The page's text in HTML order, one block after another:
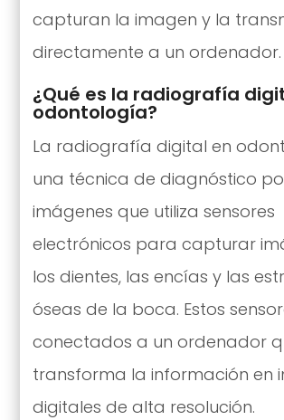
capturan la imagen y la
directamente a un ordenador.
¿Qué es la radiografía
odontología?
La radiografía digital en
una técnica de diagnóstico
imágenes que utiliza sensores
electrónicos para capturar
los dientes, las encías y las
óseas de la boca. Estos
conectados a un ordenador
transforma la información en
digitales de alta resolución.